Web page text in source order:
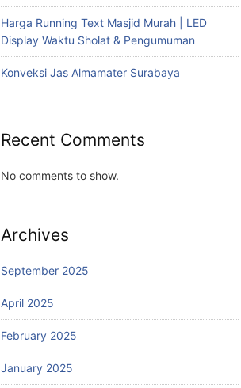
Harga Running Text Masjid Murah | LED
Display Waktu Sholat & Pengumuman
Konveksi Jas Almamater Surabaya
Recent Comments
No comments to show.
Archives
September 2025
April 2025
February 2025
January 2025